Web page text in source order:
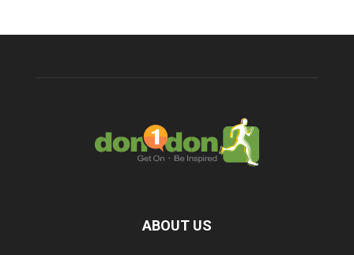
ABOUT US